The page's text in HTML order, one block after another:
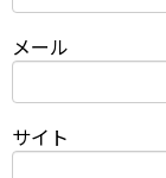
メール
サイト